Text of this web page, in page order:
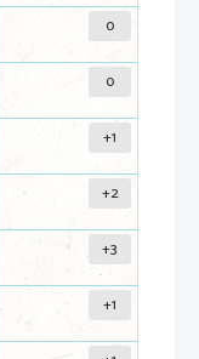
0
0
+1
+2
+3
+1